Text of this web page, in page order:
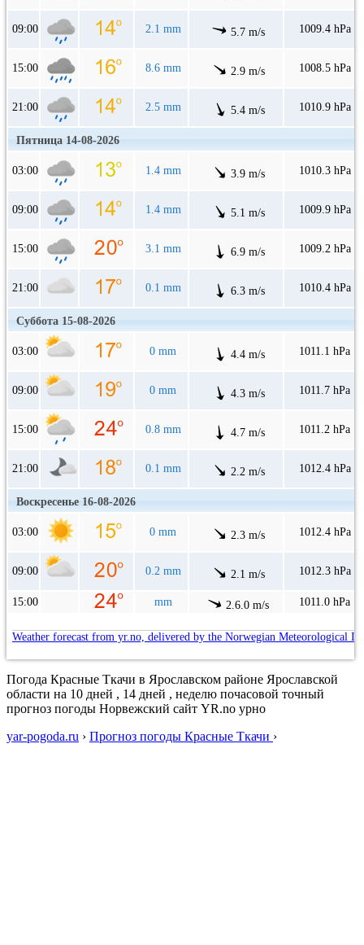
09:00 2.1 mm 5.7 m/s 1009.4 hPa
15:00 8.6 mm 2.9 m/s 1008.5 hPa
21:00 2.5 mm 5.4 m/s 1010.9 hPa
Пятница 14-08-2026
03:00 1.4 mm 3.9 m/s 1010.3 hPa
09:00 1.4 mm 5.1 m/s 1009.9 hPa
15:00 3.1 mm 6.9 m/s 1009.2 hPa
21:00 0.1 mm 6.3 m/s 1010.4 hPa
Суббота 15-08-2026
03:00 0 mm 4.4 m/s 1011.1 hPa
09:00 0 mm 4.3 m/s 1011.7 hPa
15:00 0.8 mm 4.7 m/s 1011.2 hPa
21:00 0.1 mm 2.2 m/s 1012.4 hPa
Воскресенье 16-08-2026
03:00 0 mm 2.3 m/s 1012.4 hPa
09:00 0.2 mm 2.1 m/s 1012.3 hPa
15:00 mm 2.6.0 m/s 1011.0 hPa
Weather forecast from yr.no, delivered by the Norwegian Meteorological
Погода Красные Ткачи в Ярославском районе Ярославской
области на 10 дней , 14 дней , неделю почасовой точный
прогноз погоды Норвежский сайт YR.no урно
yar-pogoda.ru › Прогноз погоды Красные Ткачи ›